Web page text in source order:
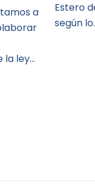
a
la ley…
Estero
según